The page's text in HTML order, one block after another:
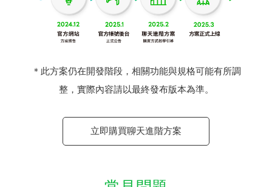
＊此方案仍在開發階段，相關功能與規格可能有所調
整，實際內容請以最終發布版本為準。
立即購買聊天進階方案